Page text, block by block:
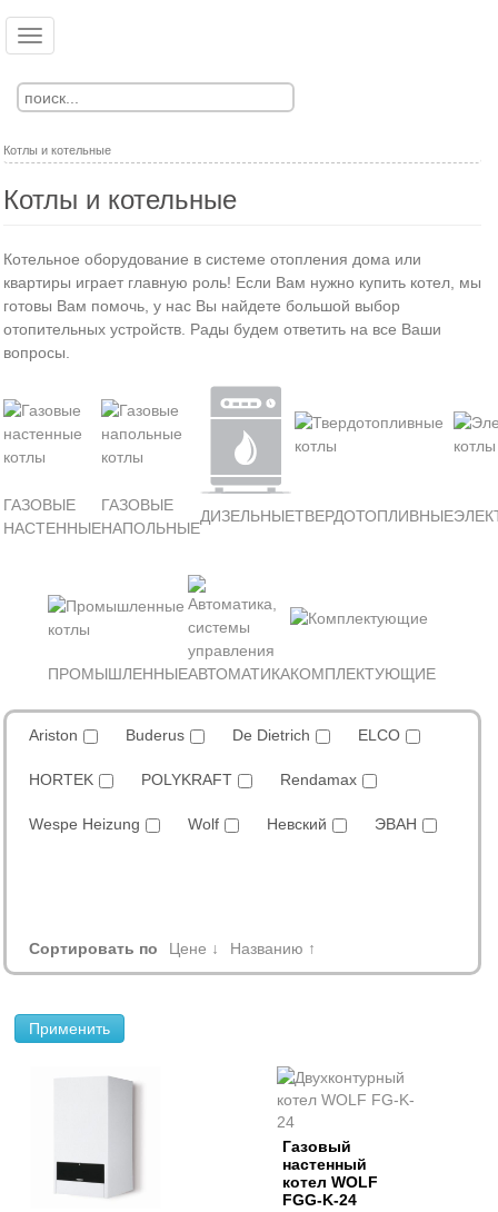
основному
содержанию
Toggle
Котлы и котельные
Котлы и котельные
Котельное оборудование в системе отопления дома или
квартиры играет главную роль! Если Вам нужно купить котел, мы
готовы Вам помочь, у нас Вы найдете большой выбор
отопительных устройств. Рады будем ответить на все Ваши
вопросы.
ГАЗОВЫЕ
НАСТЕННЫЕ
ГАЗОВЫЕ
НАПОЛЬНЫЕ
ДИЗЕЛЬНЫЕТВЕРДОТОПЛИВНЫЕ
ПРОМЫШЛЕННЫЕАВТОМАТИКАКОМПЛЕКТУЮЩИЕ
Ariston Buderus De Dietrich ELCO
HORTEK POLYKRAFT Rendamax
Wespe Heizung Wolf Невский ЭВАН
Сортировать по Цене ↓ Названию ↑
Применить
Газовый
настенный
котел WOLF
FGG-K-24